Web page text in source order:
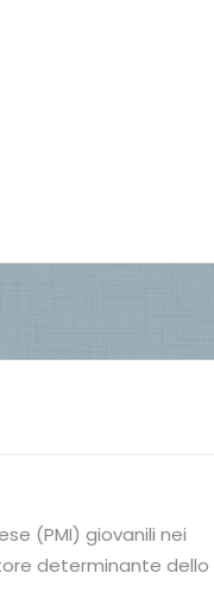
(PMI) giovanili nei
determinante dello